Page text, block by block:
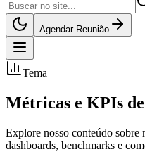
Agendar Reunião
Tema
Métricas e KPIs
Explore nosso conteúdo sobre
dashboards, benchmarks e